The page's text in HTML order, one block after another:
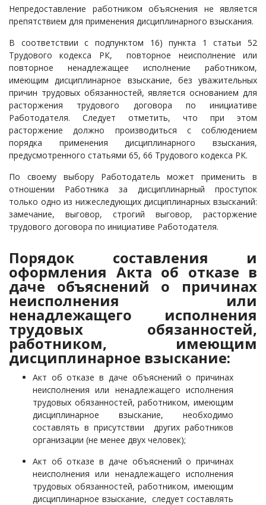
Непредоставление работником объяснения не является
препятствием для применения дисциплинарного взыскания.
В соответствии с подпунктом 16) пункта 1 статьи 52
Трудового кодекса РК,повторное неисполнение или
повторное ненадлежащее исполнение работником,
имеющим дисциплинарное взыскание, без уважительных
причин трудовых обязанностей, является основанием для
расторжения трудового договора по инициативе
Работодателя. Следует отметить, что при этом
расторжение должно производиться с соблюдением
порядка применения дисциплинарного взыскания,
предусмотренного статьями 65, 66 Трудового кодекса РК.
По своему выбору Работодатель может применить в
отношении Работника за дисциплинарный проступок
только одно из нижеследующих дисциплинарных взысканий:
замечание, выговор, строгий выговор, расторжение
трудового договора по инициативе Работодателя.
Порядок составления и
оформления Акта об отказе в
даче объяснений о причинах
неисполнения или
ненадлежащего исполнения
трудовых обязанностей,
работником, имеющим
дисциплинарное взыскание:
Акт об отказе в даче объяснений о причинах
неисполнения или ненадлежащего исполнения
трудовых обязанностей, работником, имеющим
дисциплинарное взыскание, необходимо
составлять в присутствии других работников
организации (не менее двух человек);
Акт об отказе в даче объяснений о причинах
неисполнения или ненадлежащего исполнения
трудовых обязанностей, работником, имеющим
дисциплинарное взыскание, следует составлять